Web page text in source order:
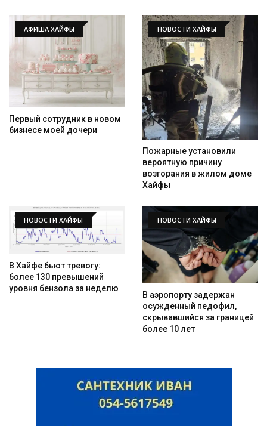
АФИША ХАЙФЫ
Первый сотрудник в новом
бизнесе моей дочери
НОВОСТИ ХАЙФЫ
Пожарные установили
вероятную причину
возгорания в жилом доме
Хайфы
НОВОСТИ ХАЙФЫ
В Хайфе бьют тревогу:
более 130 превышений
уровня бензола за неделю
НОВОСТИ ХАЙФЫ
В аэропорту задержан
осужденный педофил,
скрывавшийся за границей
более 10 лет